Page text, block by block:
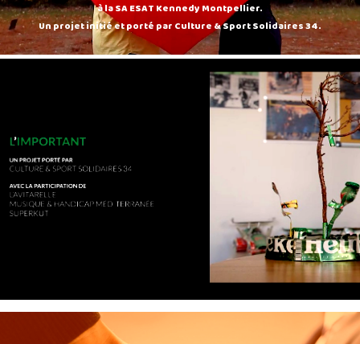
à la SA ESAT Kennedy Montpellier.
Un projet initié et porté par Culture & Sport Solidaires 34.